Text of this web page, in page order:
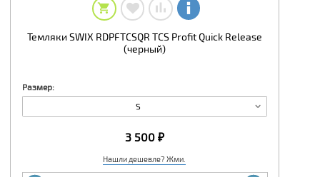
Темляки SWIX RDPFTCSQR TCS Profit Quick Release
(черный)
Размер:
S
Нашли дешевле? Жми.
3 500 ₽